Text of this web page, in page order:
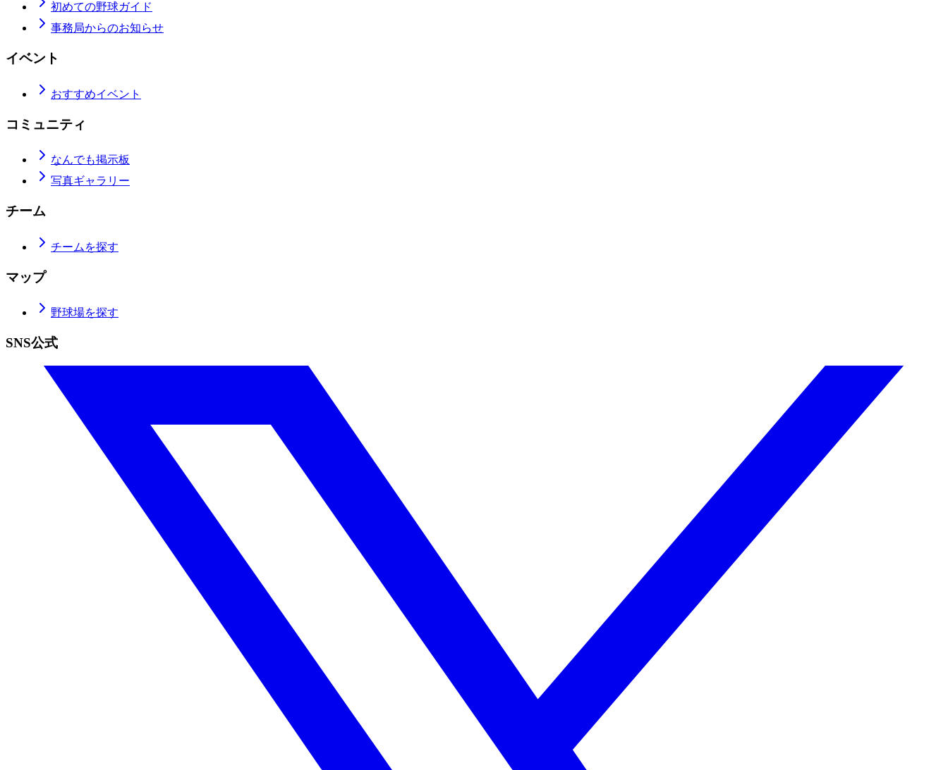
初めての野球ガイド
事務局からのお知らせ
イベント
おすすめイベント
コミュニティ
なんでも掲示板
写真ギャラリー
チーム
チームを探す
マップ
野球場を探す
SNS公式